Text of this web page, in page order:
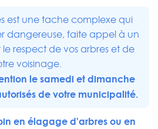
est une tache complexe qui
dangereuse, faite appel à un
respect de vos arbres et de
voisinage.
le samedi et dimanche
de votre municipalité.
en élagage d'arbres ou en